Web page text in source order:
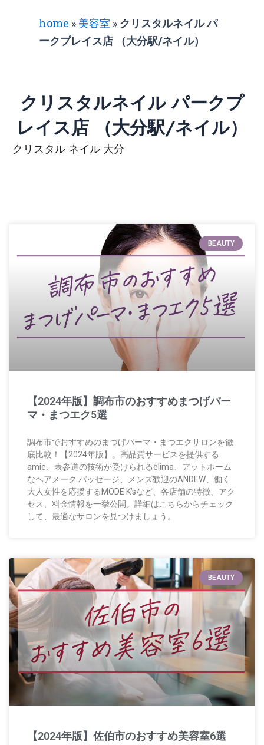
home » 美容室 » クリスタルネイル パ
ークプレイス店 （大分駅/ネイル）
クリスタルネイル パークプ
レイス店 （大分駅/ネイル）
クリスタル ネイル 大分
BEAUTY
【2024年版】調布市のおすすめまつげパー
マ・まつエク5選
調布市でおすすめのまつげパーマ・まつエクサロンを徹
底比較！【2024年版】。高品質サービスを提供する
amie、表参道の技術が受けられるelima、アットホーム
なヘアメーク パッセージ、メンズ歓迎のANDEW、働く
大人女性を応援するMODE K’sなど、各店舗の特徴、アク
セス、料金情報を一挙公開。詳細はこちらからチェック
して、最適なサロンを見つけましょう。
BEAUTY
【2024年版】佐伯市のおすすめ美容室6選